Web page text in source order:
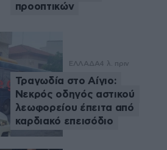
προοπτικών
ΕΛΛΑΔΑ4 λ. πριν
Τραγωδία στο Αίγιο:
Νεκρός οδηγός αστικού
λεωφορείου έπειτα από
καρδιακό επεισόδιο